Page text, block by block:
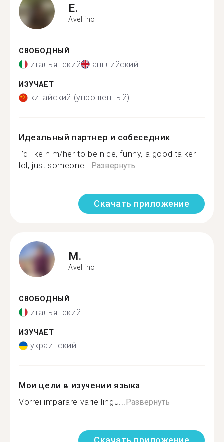
E.
Avellino
СВОБОДНЫЙ
итальянский английский
ИЗУЧАЕТ
китайский (упрощенный)
Идеальный партнер и собеседник
I’d like him/her to be nice, funny, a good talker
lol, just someone...Развернуть
Скачать приложение
M.
Avellino
СВОБОДНЫЙ
итальянский
ИЗУЧАЕТ
украинский
Мои цели в изучении языка
Vorrei imparare varie lingu...Развернуть